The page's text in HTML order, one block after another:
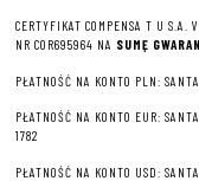
CERTYFIKAT COMPENSA T U
NR COR695964 NA SUMĘ
PŁATNOŚĆ NA KONTO PLN:
PŁATNOŚĆ NA KONTO EUR:
1782
PŁATNOŚĆ NA KONTO USD: